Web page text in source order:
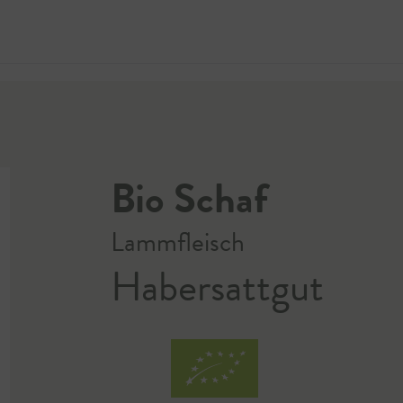
Bio Schaf
Lammfleisch
Habersattgut